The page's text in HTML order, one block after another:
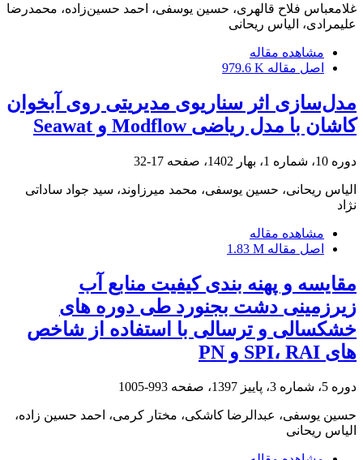
غلامعباس فلاح قالهری، حسین یوسفی، احمد حسین‌زاده، محمدرضا
علیمرادی، الیاس ریحانی
مشاهده مقاله
اصل مقاله 979.6 K
مدل‌سازی اثر سناریوی مدیریتی روی آبخوان
کاشان با مدل ریاضی Modflow و Seawat
دوره 10، شماره 1، بهار 1402، صفحه 17-32
الیاس ریحانی، حسین یوسفی، محمد میرزاوند، سید جواد ساداتی
نژاد
مشاهده مقاله
اصل مقاله 1.83 M
مقایسه و پهنه بندی کیفیت منابع آب
زیرزمینی دشت بجنورد طی دوره‏ های
خشکسالی و ترسالی با استفاده از شاخص
‏های SPI، RAI و PN
دوره 5، شماره 3، پاییز 1397، صفحه 993-1005
حسین یوسفی، عبدالرضا کاشکی، مختار کرمی، احمد حسین زاده،
الیاس ریحانی